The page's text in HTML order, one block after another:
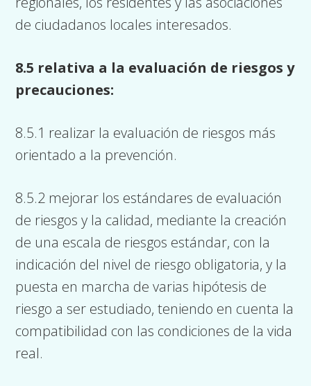
de ciudadanos locales interesados.
8.5 relativa a la evaluación de riesgos y
precauciones:
8.5.1 realizar la evaluación de riesgos más
orientado a la prevención.
8.5.2 mejorar los estándares de evaluación
de riesgos y la calidad, mediante la creación
de una escala de riesgos estándar, con la
indicación del nivel de riesgo obligatoria, y la
puesta en marcha de varias hipótesis de
riesgo a ser estudiado, teniendo en cuenta la
compatibilidad con las condiciones de la vida
real.